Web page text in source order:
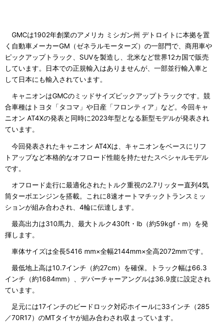
GMCは1902年創業のアメリカ ミシガン州 デトロイトに本拠を置
く自動車メーカーGM（ゼネラルモーターズ）の一部門で、商用車や
ピックアップトラック、SUVを製造し、北米など世界12カ国で販売
しています。日本での正規輸入はありませんが、一部並行輸入車と
して日本にも輸入されています。
キャニオンはGMCのミッドサイズピックアップトラックです。競
合車種はトヨタ「タコマ」や日産「フロンティア」など。今回キャ
ニオン AT4Xの発表と同時に2023年型となる新型モデルが発表され
ています。
今回発表されたキャニオン AT4Xは、キャニオンをベースにリフ
トアップなど本格的なオフロード性能を持たせたスペシャルモデル
です。
オフロード走行に最適化されたトルク重視の2.7リッター直列4気
筒ターボエンジンを搭載。これに8速オートマチックトランスミッ
ションが組み合わされ、4輪に伝達します。
最高出力は310馬力、最大トルク430ft・lb（約59kgf・m）を発
揮します。
車体サイズは全長5416 mm×全幅2144mm×全高2072mmです。
最低地上高は10.7インチ（約27cm）を確保。トラック幅は66.3
インチ（約1684mm）、デパーチャーアングルは36.9度に設定され
ています。
足元には17インチのビードロック対応ホイールに33インチ（285
／70R17）のMTタイヤが組み合わされ収まっています。